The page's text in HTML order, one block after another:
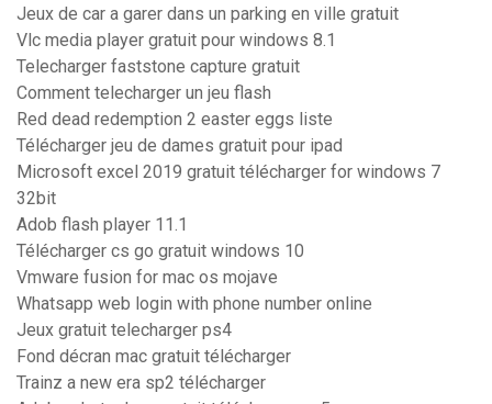
Jeux de car a garer dans un parking en ville gratuit
Vlc media player gratuit pour windows 8.1
Telecharger faststone capture gratuit
Comment telecharger un jeu flash
Red dead redemption 2 easter eggs liste
Télécharger jeu de dames gratuit pour ipad
Microsoft excel 2019 gratuit télécharger for windows 7
32bit
Adob flash player 11.1
Télécharger cs go gratuit windows 10
Vmware fusion for mac os mojave
Whatsapp web login with phone number online
Jeux gratuit telecharger ps4
Fond décran mac gratuit télécharger
Trainz a new era sp2 télécharger